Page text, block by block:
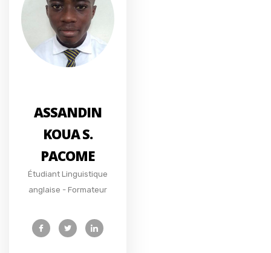
ASSANDIN
KOUA S.
PACOME
Étudiant Linguistique
anglaise - Formateur